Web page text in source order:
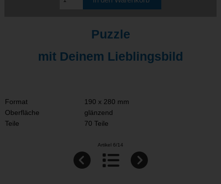
Puzzle
mit Deinem Lieblingsbild
Format
190 x 280 mm
Oberfläche
glänzend
Teile
70 Teile
Artikel 6/14